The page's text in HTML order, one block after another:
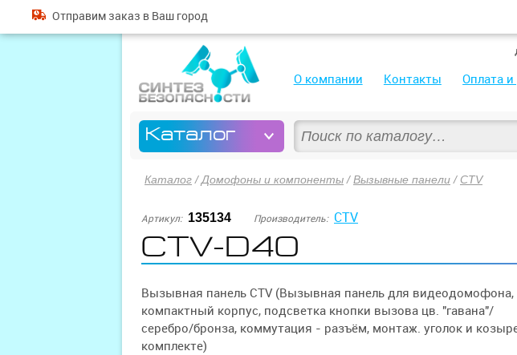
О компании Контакты Оплата
Каталог
Отправим заказ в Ваш город
Каталог /Домофоны и компоненты /Вызывные панели / CTV
Артикул: 135134 Производитель: CTV
CTV-D40
Вызывная панель CTV (Вызывная панель для видеодомофона,
компактный корпус, подсветка кнопки вызова цв. "гавана"/
серебро/бронза, коммутация - разъём, монтаж. уголок и
комплекте)